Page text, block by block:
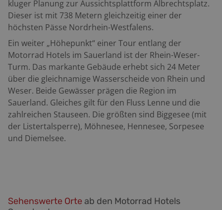
Schlaglöchern hat das Fahrwerk eine Menge Arbeit. Die
Landschaft ändert sich ständig. Hügelketten reihen
sich aneinander, Wälder und Wiesen wechseln sich ab.
Brunskappel liegt verträumt im Tal des Flüsschens
Neger. Ein kurzer Blick zurück ins Negertal, dann rollen
wir den Berg hinab nach Elpe. Wir fahren rechts ab auf
Gevelinghausen zu. Linker Hand steht der Freizeitpark
Fort Fun. Die Anlage ist ein gutes Beispiel für einen
gelungenen Strukturwandel. Sie entstand auf dem
Gelände einer ehemaligen Erzgrube und gibt nun
zahlreichen Menschen der Region Arbeit. Herrliche
Kurven geben den Takt bis Gevelinghausen vor. Der
die Kumpel dann zur letzten Schicht ein, und im
kluger Planung zur Aussichtsplattform Albrechtsplatz.
Dieser ist mit 738 Metern gleichzeitig einer der
höchsten Pässe Nordrhein-Westfalens.
Ein weiter „Höhepunkt“ einer Tour entlang der
Motorrad Hotels im Sauerland ist der Rhein-Weser-
Turm. Das markante Gebäude erhebt sich 24 Meter
über die gleichnamige Wasserscheide von Rhein und
Weser. Beide Gewässer prägen die Region im
Sauerland. Gleiches gilt für den Fluss Lenne und die
zahlreichen Stauseen. Die größten sind Biggesee (mit
der Listertalsperre), Möhnesee, Hennesee, Sorpesee
und Diemelsee.
Sehenswerte Orte ab den Motorrad Hotels